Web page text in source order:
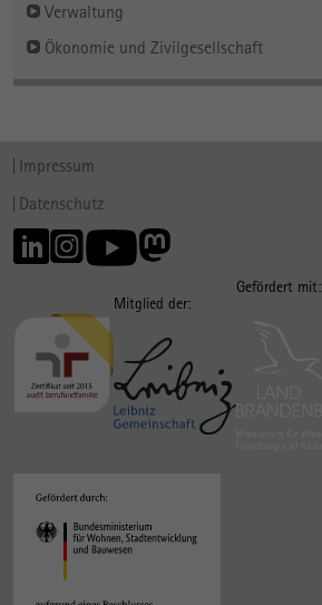
Verwaltung
Ökonomie und Zivilgesellschaft
Impressum
Datenschutz
Mitglied der:
Gefördert mit: